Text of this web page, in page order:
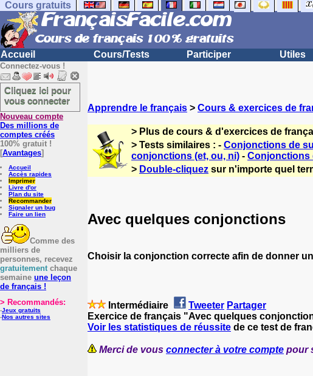
Cours gratuits
Accueil Cours/Tests Participer Utiles
Connectez-vous !
Cliquez ici pour
vous connecter
Nouveau compte
Des millions de
comptes créés
100% gratuit !
[Avantages]
Accueil
Accès rapides
Imprimer
Livre d'or
Plan du site
Recommander
Signaler un bug
Faire un lien
Comme des
milliers de
personnes, recevez
gratuitementchaque
semaine une leçon
de français !
> Recommandés:
-Jeux gratuits
-Nos autres sites
Apprendre le français > Cours & exercices de
> Plus de cours & d'exercices de
> Tests similaires : - Conjonctions de
conjonctions (et, ou, ni) - Conjonctions
> Double-cliquez sur n'importe quel
Avec quelques conjonctions
Choisir la conjonction correcte afin de donner
Intermédiaire Tweeter Partager
Exercice de français "Avec quelques
Voir les statistiques de réussite de ce test de
Merci de vous connecter à votre compte pour